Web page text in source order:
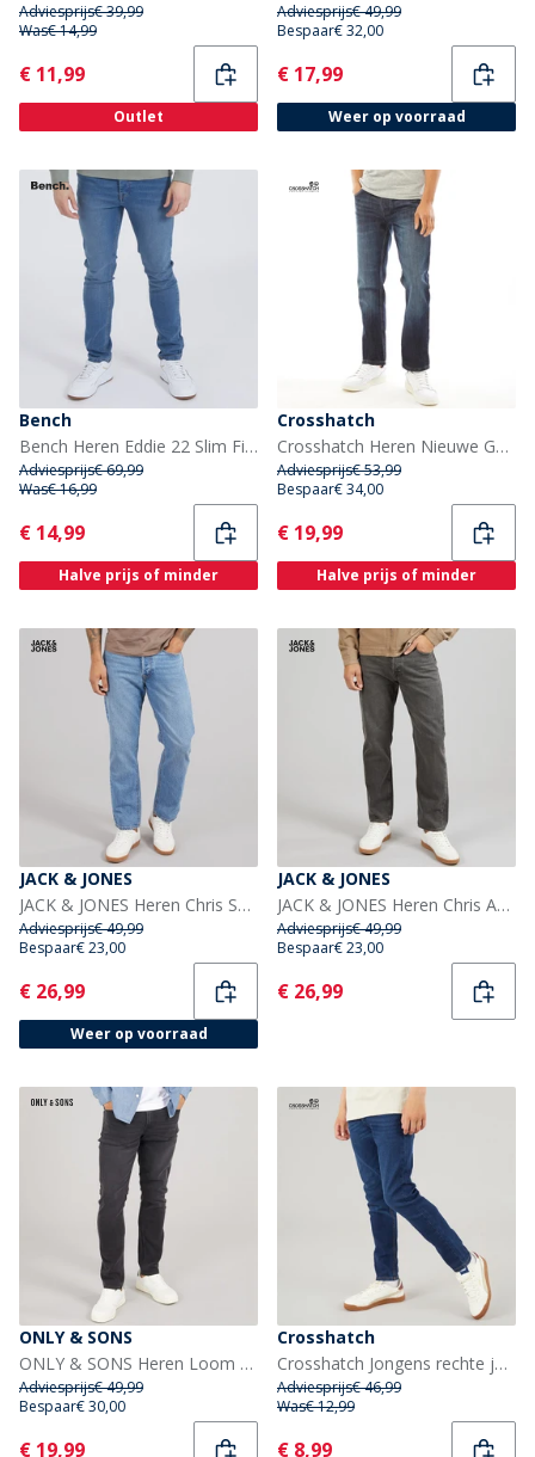
Adviesprijs€ 39,99
Was€ 14,99
Current
€ 11,99
Outlet
Adviesprijs€ 49,99
Bespaar€ 32,00
Current
€ 17,99
Weer op voorraad
Bench
Bench Heren Eddie 22 Slim Fit Jeans Mid Blue Wash
Adviesprijs€ 69,99
Was€ 16,99
Current
€ 14,99
Halve prijs of minder
Crosshatch
Crosshatch Heren Nieuwe Geëmbosseerde Techno Straight Fit Jeans Donker Wassen
Adviesprijs€ 53,99
Bespaar€ 34,00
Current
€ 19,99
Halve prijs of minder
JACK & JONES
JACK & JONES Heren Chris SQ 957 Relaxed Fit Jeans Blauw Denim
Adviesprijs€ 49,99
Bespaar€ 23,00
Current
€ 26,99
Weer op voorraad
JACK & JONES
JACK & JONES Heren Chris AT 222 Originele Relaxed Fit Jeans Zwart
Adviesprijs€ 49,99
Bespaar€ 23,00
Current
€ 26,99
ONLY & SONS
ONLY & SONS Heren Loom Slim Fit Jeans Washed Black
Adviesprijs€ 49,99
Bespaar€ 30,00
Current
€ 19,99
Crosshatch
Crosshatch Jongens rechte jeans donkere wassing
Adviesprijs€ 46,99
Was€ 12,99
Current
€ 8,99